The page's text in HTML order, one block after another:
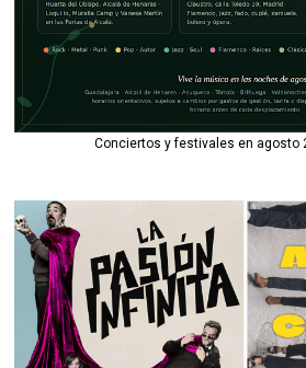
Conciertos y festivales en agosto